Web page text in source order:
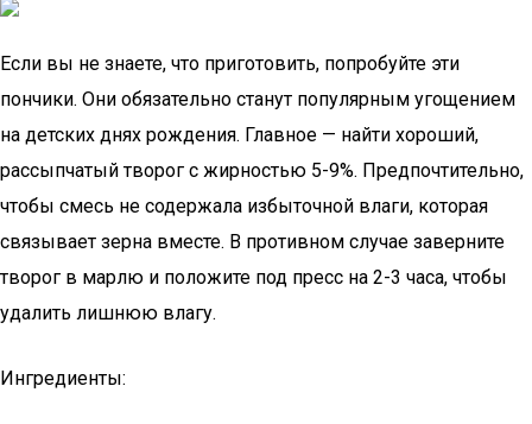
Если вы не знаете, что приготовить, попробуйте эти
пончики. Они обязательно станут популярным угощением
на детских днях рождения. Главное — найти хороший,
рассыпчатый творог с жирностью 5-9%. Предпочтительно,
чтобы смесь не содержала избыточной влаги, которая
связывает зерна вместе. В противном случае заверните
творог в марлю и положите под пресс на 2-3 часа, чтобы
удалить лишнюю влагу.
Ингредиенты: